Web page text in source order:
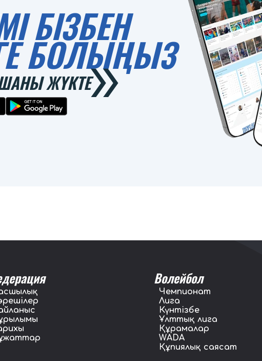
БІЗБЕН
БОЛЫҢЫЗ
ЖҮКТЕ
Волейбол
Чемпионат
Лига
Күнтізбе
Ұлттық лига
Құрамалар
WADA
Құпиялық саясат